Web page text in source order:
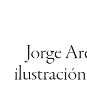
Jorge